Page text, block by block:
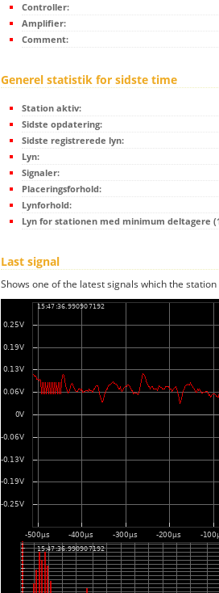
Controller:
Amplifier:
Comment:
Generel statistik for sidste time
Station aktiv:
Sidste opdatering:
Sidste registrerede lyn:
Lyn:
Signaler:
Placeringsforhold:
Lynforhold:
Lyn for stationen med minimum deltagere
Last signal
Shows one of the latest signals which the